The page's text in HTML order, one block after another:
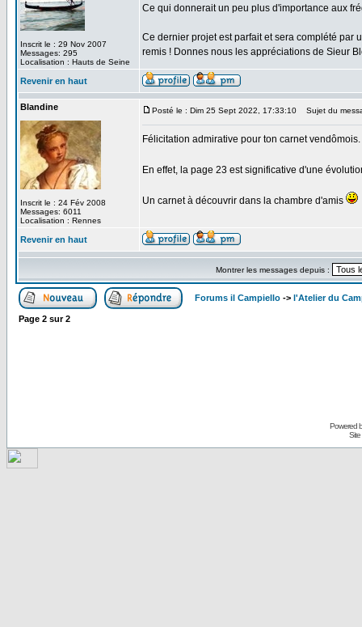
Inscrit le : 29 Nov 2007
Messages: 295
Localisation : Hauts de Seine
Ce qui donnerait un peu plus d'importance aux
Ce dernier projet est parfait et sera complété par
remis ! Donnes nous les appréciations de Sieur
Revenir en haut
Blandine
Inscrit le : 24 Fév 2008
Messages: 6011
Localisation : Rennes
Posté le : Dim 25 Sept 2022, 17:33:10 Sujet du
Félicitation admirative pour ton carnet vendômois.
En effet, la page 23 est significative d'une
Un carnet à découvrir dans la chambre d'amis
Revenir en haut
Montrer les messages depuis :
Forums il Campiello -> l'Atelier du
Page 2 sur2
Powered